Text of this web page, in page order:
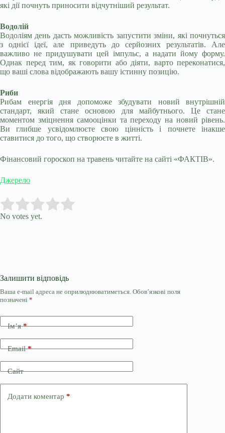
які дії почнуть приносити відчутніший результат.
Водолій
Водоліям день дасть можливість запустити зміни, які почнуться
з однієї ідеї, але приведуть до серйозних результатів. Але
важливо не придушувати цей імпульс, а надати йому форму.
Однак перед тим, як говорити або діяти, варто переконатися,
що ваші слова відображають вашу істинну позицію.
Риби
Рибам енергія дня допоможе збудувати новий внутрішній
стандарт, який стане основою для майбутнього. Це стане
моментом зміцнення самооцінки та переходу на новий рівень.
Ви глибше усвідомлюєте свою цінність і почнете інакше
ставитися до того, що створюєте в житті.
Фінансовий гороскоп на травень читайте на сайті «ФАКТІВ».
Джерело
Rate this item:
No votes yet.
Залишити відповідь
Ваша e-mail адреса не оприлюднюватиметься. Обов’язкові поля
позначені *
Ім’я*
Email*
Сайт
Додати коментар *